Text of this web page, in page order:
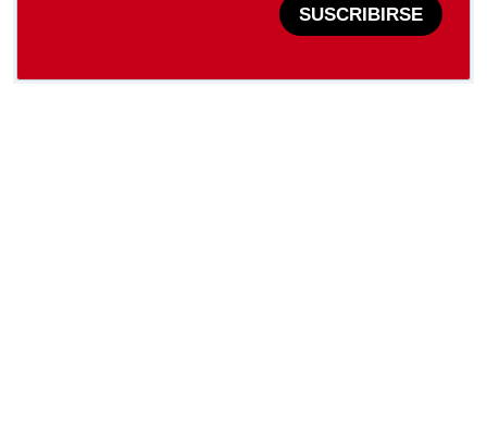
SUSCRIBIRSE